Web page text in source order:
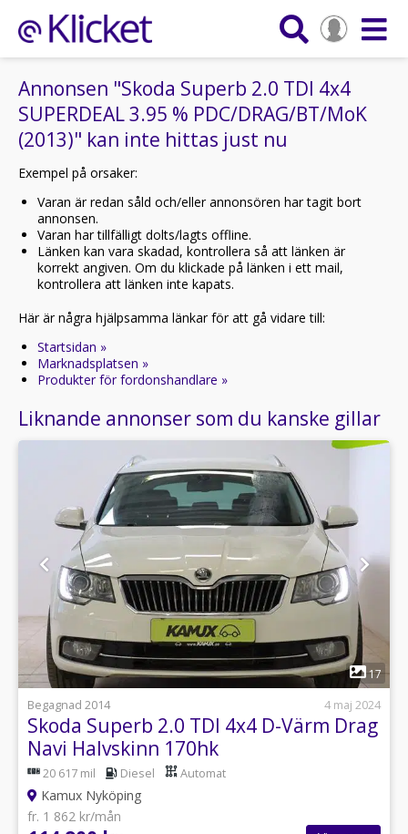
Annonsen "Skoda Superb 2.0 TDI 4x4
SUPERDEAL 3.95 % PDC/DRAG/BT/MoK
(2013)" kan inte hittas just nu
Exempel på orsaker:
Varan är redan såld och/eller annonsören har tagit bort
annonsen.
Varan har tillfälligt dolts/lagts offline.
Länken kan vara skadad, kontrollera så att länken är
korrekt angiven. Om du klickade på länken i ett mail,
kontrollera att länken inte kapats.
Här är några hjälpsamma länkar för att gå vidare till:
Startsidan »
Marknadsplatsen »
Produkter för fordonshandlare »
Liknande annonser som du kanske gillar
1
17
Begagnad 2014
4 maj 2024
Skoda Superb 2.0 TDI 4x4 D-Värm Drag
Navi Halvskinn 170hk
20 617 mil Diesel Automat
Kamux Nyköping
fr. 1 862 kr/mån